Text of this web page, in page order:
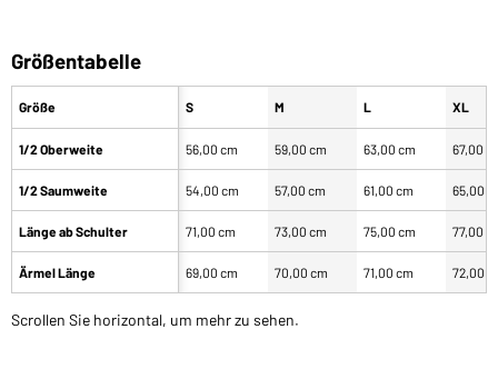
Größentabelle
Größe
1/2 Oberweite
1/2 Saumweite
Länge ab Schulter
Ärmel Länge
S M L XL
56,00 cm 59,00 cm 63,00 cm 67,00
54,00 cm 57,00 cm 61,00 cm 65,00
71,00 cm 73,00 cm 75,00 cm 77,00
69,00 cm 70,00 cm 71,00 cm 72,00
Scrollen Sie horizontal, um mehr zu sehen.